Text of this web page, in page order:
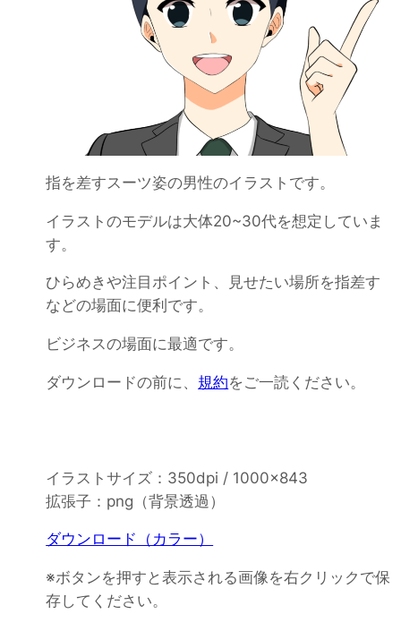
指を差すスーツ姿の男性のイラストです。
イラストのモデルは大体20~30代を想定していま
す。
ひらめきや注目ポイント、見せたい場所を指差す
などの場面に便利です。
ビジネスの場面に最適です。
ダウンロードの前に、 規約をご一読ください。
イラストサイズ：350dpi / 1000×843
拡張子：png（背景透過）
ダウンロード（カラー）
※ボタンを押すと表示される画像を右クリックで保
存してください。